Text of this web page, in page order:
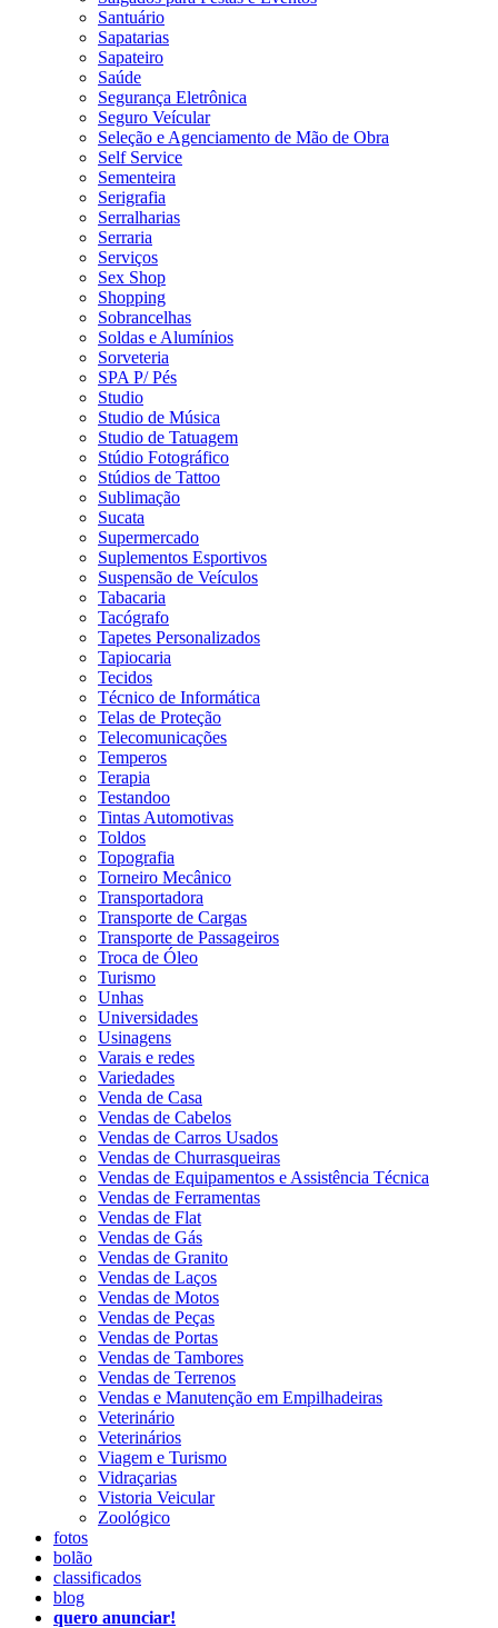
Santuário
Sapatarias
Sapateiro
Saúde
Segurança Eletrônica
Seguro Veícular
Seleção e Agenciamento de Mão de Obra
Self Service
Sementeira
Serigrafia
Serralharias
Serraria
Serviços
Sex Shop
Shopping
Sobrancelhas
Soldas e Alumínios
Sorveteria
SPA P/ Pés
Studio
Studio de Música
Studio de Tatuagem
Stúdio Fotográfico
Stúdios de Tattoo
Sublimação
Sucata
Supermercado
Suplementos Esportivos
Suspensão de Veículos
Tabacaria
Tacógrafo
Tapetes Personalizados
Tapiocaria
Tecidos
Técnico de Informática
Telas de Proteção
Telecomunicações
Temperos
Terapia
Testandoo
Tintas Automotivas
Toldos
Topografia
Torneiro Mecânico
Transportadora
Transporte de Cargas
Transporte de Passageiros
Troca de Óleo
Turismo
Unhas
Universidades
Usinagens
Varais e redes
Variedades
Venda de Casa
Vendas de Cabelos
Vendas de Carros Usados
Vendas de Churrasqueiras
Vendas de Equipamentos e Assistência Técnica
Vendas de Ferramentas
Vendas de Flat
Vendas de Gás
Vendas de Granito
Vendas de Laços
Vendas de Motos
Vendas de Peças
Vendas de Portas
Vendas de Tambores
Vendas de Terrenos
Vendas e Manutenção em Empilhadeiras
Veterinário
Veterinários
Viagem e Turismo
Vidraçarias
Vistoria Veicular
Zoológico
fotos
bolão
classificados
blog
quero anunciar!